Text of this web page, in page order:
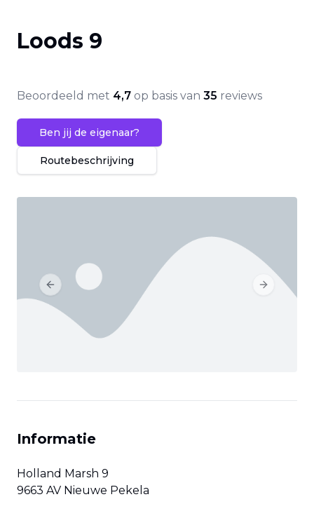
Loods 9
Beoordeeld met 4,7 op basis van 35 reviews
Ben jij de eigenaar?
Routebeschrijving
Previous slide Next slide
Informatie
Holland Marsh 9
9663 AV Nieuwe Pekela